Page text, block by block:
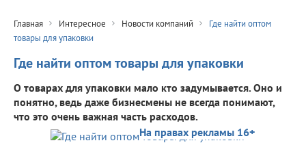
Главная Интересное Новости компаний
Где найти оптом
товары для упаковки
Где найти оптом товары для упаковки
О товарах для упаковки мало кто задумывается. Оно и
понятно, ведь даже бизнесмены не всегда понимают,
что это очень важная часть расходов.
На правах рекламы 16+